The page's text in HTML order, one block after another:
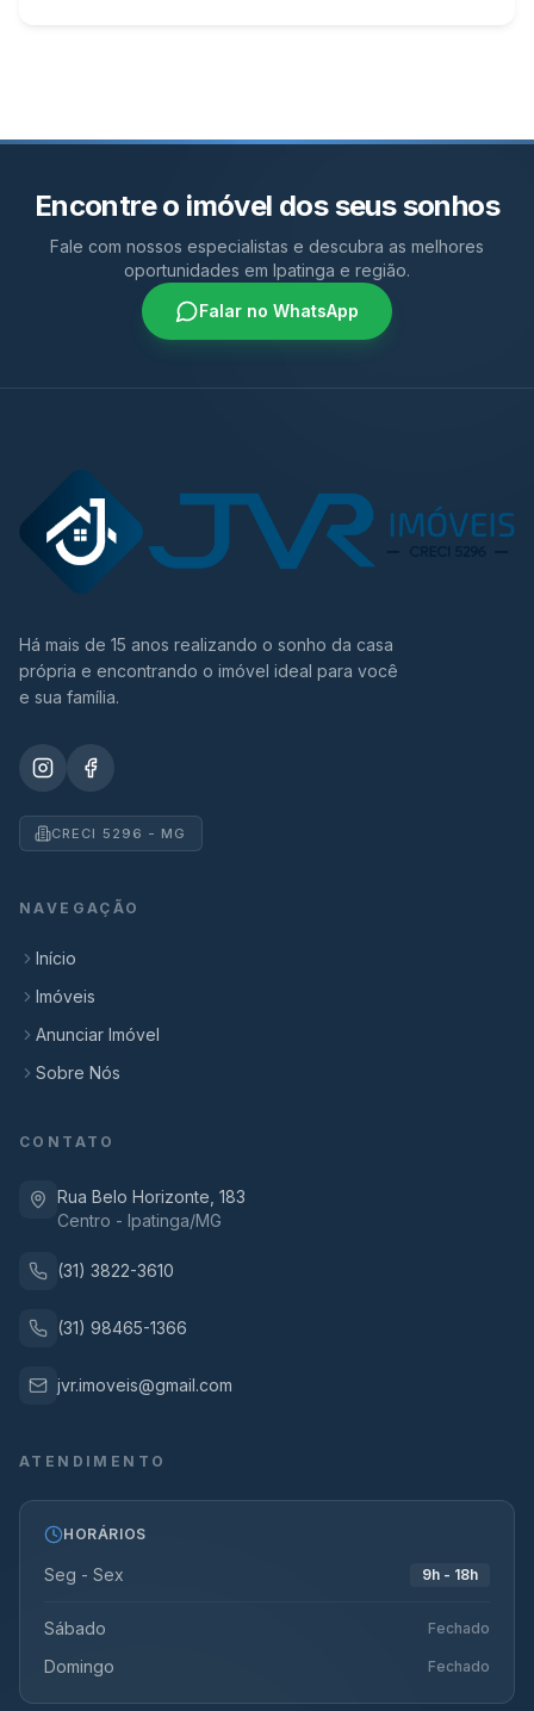
Encontre o imóvel dos seus sonhos
Fale com nossos especialistas e descubra as melhores
oportunidades em Ipatinga e região.
Falar no WhatsApp
Há mais de 15 anos realizando o sonho da casa
própria e encontrando o imóvel ideal para você
e sua família.
CRECI 5296 - MG
NAVEGAÇÃO
Início
Imóveis
Anunciar Imóvel
Sobre Nós
CONTATO
Rua Belo Horizonte, 183
Centro - Ipatinga/MG
(31) 3822-3610
(31) 98465-1366
jvr.imoveis@gmail.com
ATENDIMENTO
HORÁRIOS
Seg - Sex 9h - 18h
Sábado Fechado
Domingo Fechado